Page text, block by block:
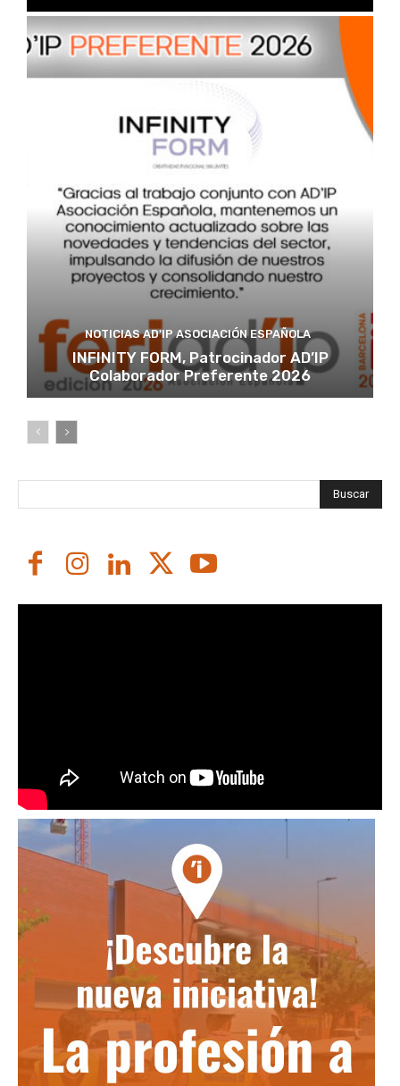
NOTICIAS AD'IP ASOCIACIÓN ESPAÑOLA
INFINITY FORM, Patrocinador AD’IP
Colaborador Preferente 2026
Buscar